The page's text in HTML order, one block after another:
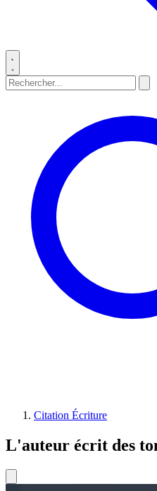
Citation Écriture
L'auteur écrit des